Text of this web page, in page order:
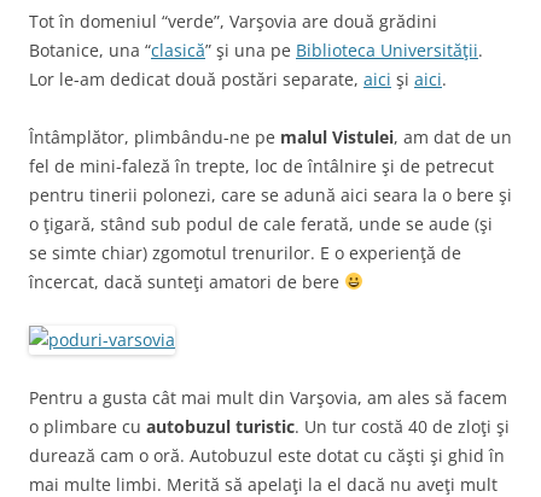
Tot în domeniul “verde”, Varşovia are două grădini
Botanice, una “clasică” şi una pe Biblioteca Universităţii.
Lor le-am dedicat două postări separate, aici şi aici.
Întâmplător, plimbându-ne pe malul Vistulei, am dat de un
fel de mini-faleză în trepte, loc de întâlnire şi de petrecut
pentru tinerii polonezi, care se adună aici seara la o bere şi
o ţigară, stând sub podul de cale ferată, unde se aude (şi
se simte chiar) zgomotul trenurilor. E o experienţă de
încercat, dacă sunteţi amatori de bere
Pentru a gusta cât mai mult din Varşovia, am ales să facem
o plimbare cu autobuzul turistic. Un tur costă 40 de zloţi şi
durează cam o oră. Autobuzul este dotat cu căşti şi ghid în
mai multe limbi. Merită să apelaţi la el dacă nu aveţi mult